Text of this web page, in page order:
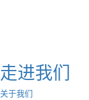
走进我们
关于我们